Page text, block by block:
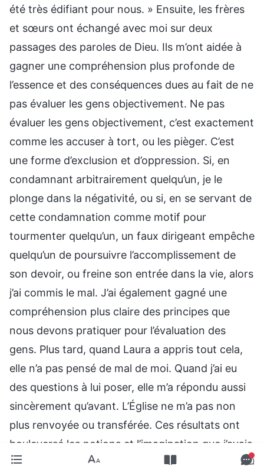
été très édifiant pour nous. » Ensuite, les frères
et sœurs ont échangé avec moi sur deux
passages des paroles de Dieu. Ils m’ont aidée à
gagner une compréhension plus profonde de
l’essence et des conséquences dues au fait de ne
pas évaluer les gens objectivement. Ne pas
évaluer les gens objectivement, c’est exactement
comme les accuser à tort, ou les pièger. C’est
une forme d’exclusion et d’oppression. Si, en
condamnant arbitrairement quelqu’un, je le
plonge dans la négativité, ou si, en se servant de
cette condamnation comme motif pour
tourmenter quelqu’un, un faux dirigeant empêche
quelqu’un de poursuivre l’accomplissement de
son devoir, ou freine son entrée dans la vie, alors
j’ai commis le mal. J’ai également gagné une
compréhension plus claire des principes que
nous devons pratiquer pour l’évaluation des
gens. Plus tard, quand Laura a appris tout cela,
elle n’a pas pensé de mal de moi. Quand j’ai eu
des questions à lui poser, elle m’a répondu aussi
sincèrement qu’avant. L’Église ne m’a pas non
plus renvoyée ou transférée. Ces résultats ont
bouleversé les notions et l’imagination que j’avais
à l’origine. J’ai eu incroyablement honte. Tout